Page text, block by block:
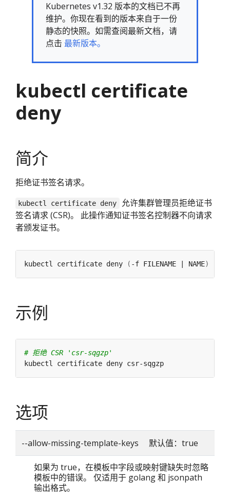
Kubernetes v1.32 版本的文档已不再
维护。你现在看到的版本来自于一份
静态的快照。如需查阅最新文档，请
点击 最新版本。
kubectl certificate
deny
简介
拒绝证书签名请求。
kubectl certificate deny
允许集群管理员拒绝证书
签名请求 (CSR)。 此操作通知证书签名控制器不向请求
者颁发证书。
kubectl certificate deny ( -f FILENAME | NAME)
示例
# 拒绝 CSR 'csr-sqgzp'
选项
--allow-missing-template-keys 默认值：true
如果为 true，在模板中字段或映射键缺失时忽略
模板中的错误。 仅适用于 golang 和 jsonpath
输出格式。